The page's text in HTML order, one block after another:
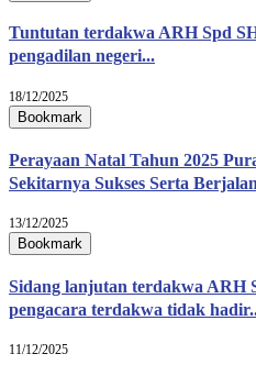
Tuntutan terdakwa ARH Spd
pengadilan negeri...
18/12/2025
Bookmark
Perayaan Natal Tahun 2025
Sekitarnya Sukses Serta
13/12/2025
Bookmark
Sidang lanjutan terdakwa ARH
pengacara terdakwa tidak
11/12/2025